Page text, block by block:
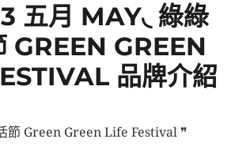
五月 MAY◟ 綠綠
GREEN GREEN
品牌介紹
節 Green Green Life Festival ❞